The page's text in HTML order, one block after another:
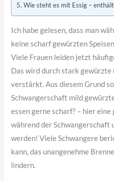
Wie steht es mit Essig –
Ich habe gelesen, dass man
keine scharf gewürzten
Viele Frauen leiden jetzt
Das wird durch stark gewürzte
verstärkt. Aus diesem Grund
Schwangerschaft mild
essen gerne scharf? – hier
während der Schwangerschaft
werden! Viele Schwangere
kann, das unangenehme
lindern.